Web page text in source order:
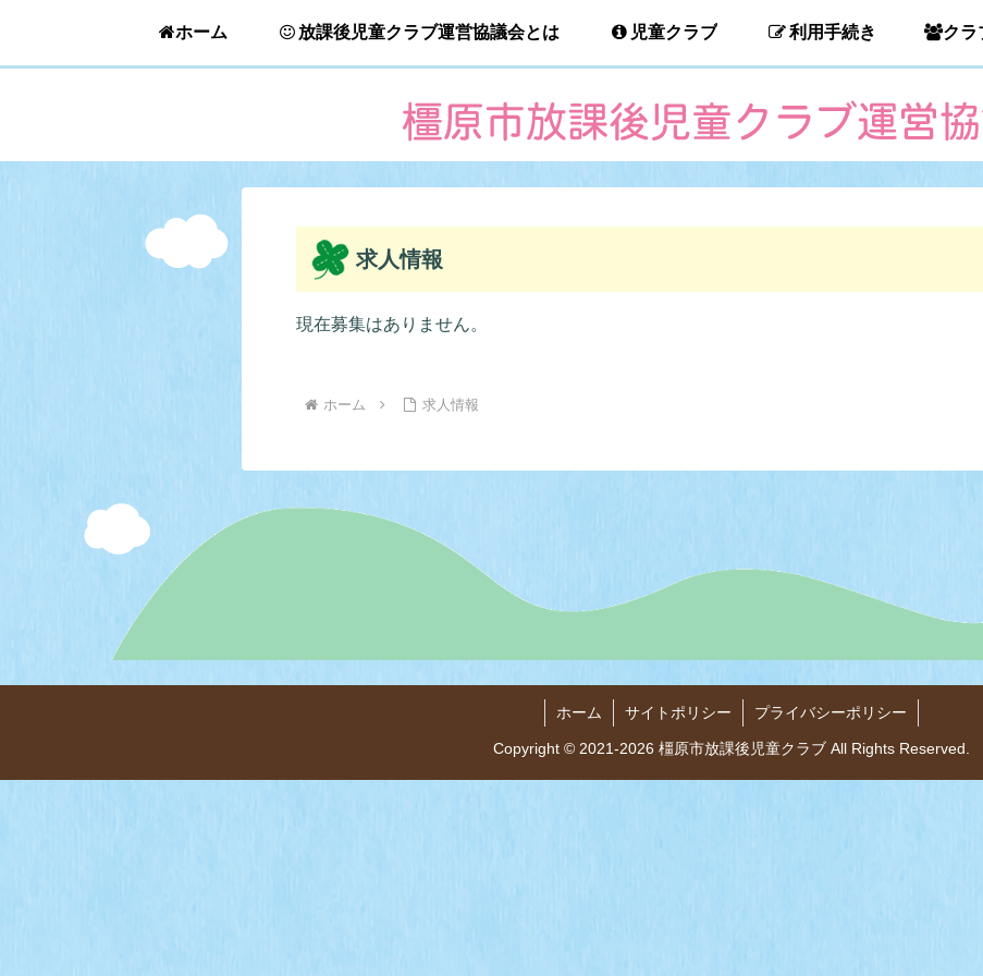
ホーム 放課後児童クラブ運営協議会とは 児童クラブ 利用手続き クラ
求人情報
現在募集はありません。
ホーム 求人情報
ホーム サイトポリシー プライバシーポリシー
Copyright © 2021-2026 橿原市放課後児童クラブ All Rights Reserved.